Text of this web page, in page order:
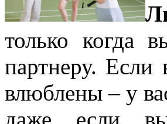
только когда
партнеру. Если
влюблены – у
даже если вы